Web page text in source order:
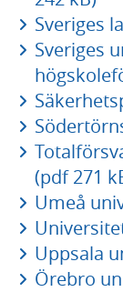
Sveriges
Sveriges
(pdf 271
Umeå
Uppsala
Örebro